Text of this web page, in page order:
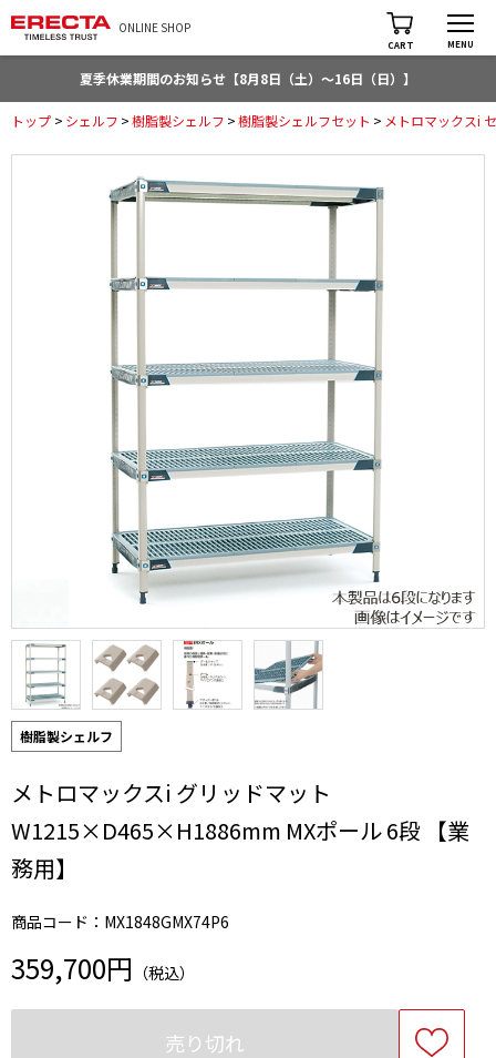
ONLINE SHOP
CART MENU
夏季休業期間のお知らせ【8月8日（土）～16日（日）】
トップ > シェルフ >樹脂製シェルフ >樹脂製シェルフセット > メトロマックスi
樹脂製シェルフ
メトロマックスi グリッドマット
W1215×D465×H1886mm MXポール 6段 【業
務用】
商品コード：MX1848GMX74P6
359,700円 （税込）
売り切れ